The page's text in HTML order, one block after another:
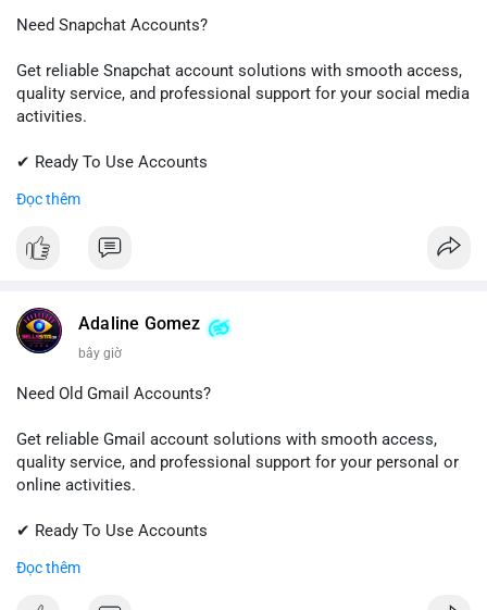
Need Snapchat Accounts?
Get reliable Snapchat account solutions with smooth access,
quality service, and professional support for your social media
activities.
✔ Ready To Use Accounts
✔ Trusted Customer Support
📱 WhatsApp: +1 (681) 549-2683
#snapchat #snapchataccount
#sellssmm
Đọc thêm
Adaline Gomez
bây giờ
Need Old Gmail Accounts?
Get reliable Gmail account solutions with smooth access,
quality service, and professional support for your personal or
online activities.
✔ Ready To Use Accounts
✔ Trusted Customer Support
Đọc thêm